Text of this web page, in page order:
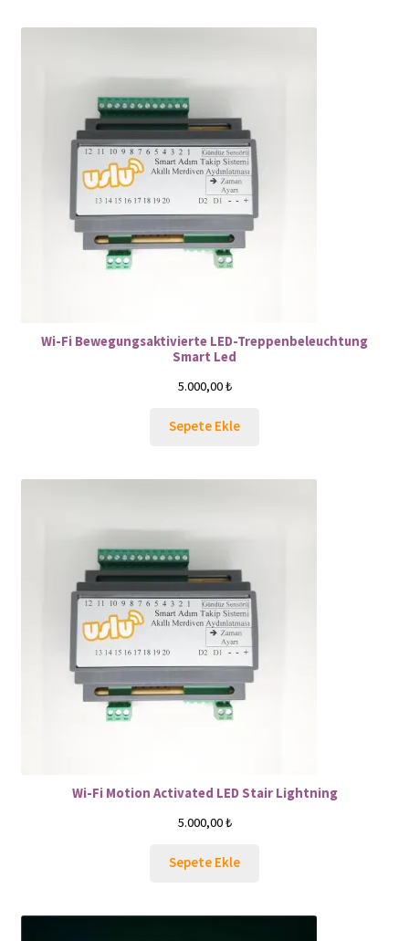
Wi-Fi Bewegungsaktivierte LED-Treppenbeleuchtung
Smart Led
5.000,00₺
Sepete Ekle
Wi-Fi Motion Activated LED Stair Lightning
5.000,00₺
Sepete Ekle